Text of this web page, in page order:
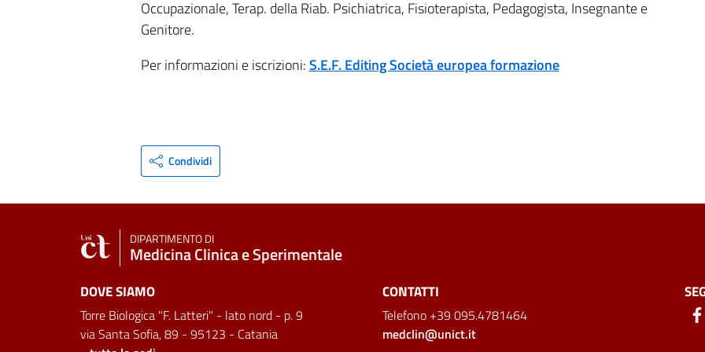
Occupazionale, Terap. della Riab. Psichiatrica, Fisioterapista, Pedagogista, Insegnante e
Genitore.
Per informazioni e iscrizioni:S.E.F. Editing Società europea formazione
Condividi
DIPARTIMENTO DI
Medicina Clinica e Sperimentale
DOVE SIAMO
Torre Biologica "F. Latteri" - lato nord - p. 9
via Santa Sofia, 89 - 95123 - Catania
CONTATTI
Telefono +39 095.4781464
medclin@unict.it